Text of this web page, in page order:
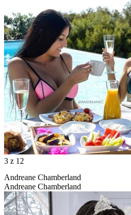
3 z 12
Andreane Chamberland
Andreane Chamberland